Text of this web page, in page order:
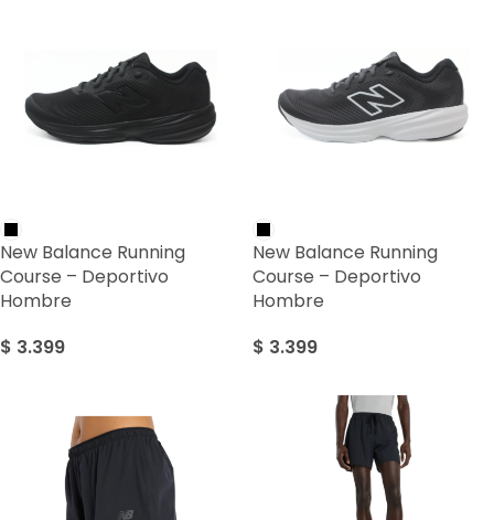
New Balance Running
Course – Deportivo
Hombre
$ 3.399
New Balance Running
Course – Deportivo
Hombre
$ 3.399